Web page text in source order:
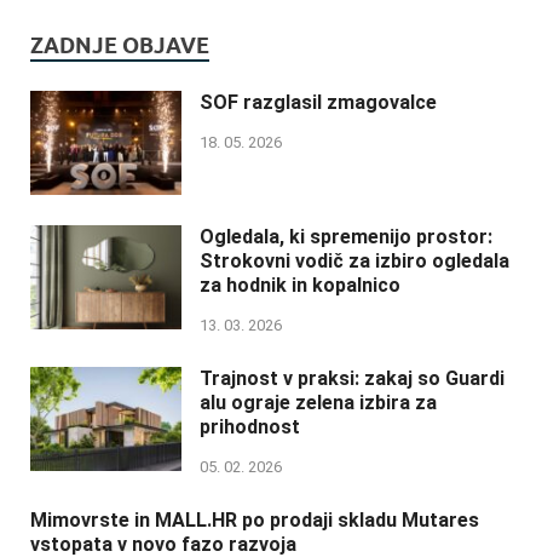
ZADNJE OBJAVE
SOF razglasil zmagovalce
18. 05. 2026
Ogledala, ki spremenijo prostor:
Strokovni vodič za izbiro ogledala
za hodnik in kopalnico
13. 03. 2026
Trajnost v praksi: zakaj so Guardi
alu ograje zelena izbira za
prihodnost
05. 02. 2026
Mimovrste in MALL.HR po prodaji skladu Mutares
vstopata v novo fazo razvoja